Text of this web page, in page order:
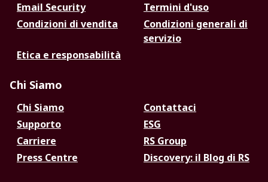
Email Security
Termini d'uso
Condizioni di vendita
Condizioni generali di
servizio
Etica e responsabilità
Chi Siamo
Chi Siamo
Contattaci
Supporto
ESG
Carriere
RS Group
Press Centre
Discovery: il Blog di RS